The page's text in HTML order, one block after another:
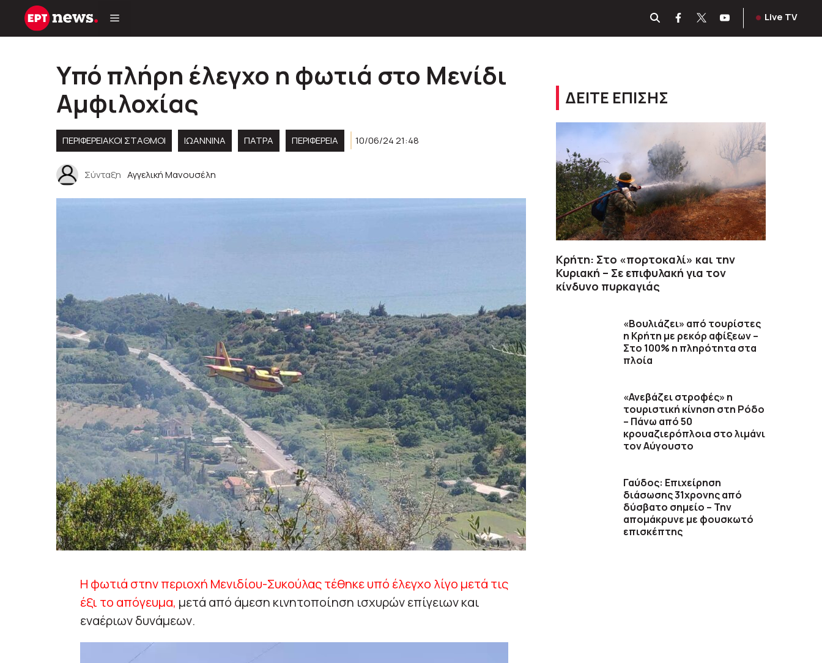
Μετάβαση
Live TV
Υπό πλήρη έλεγχο η φωτιά στο Μενίδι
Αμφιλοχίας
ΠΕΡΙΦΕΡΕΙΑΚΟΊ ΣΤΑΘΜΟΊ ΙΩΑΝΝΙΝΑ ΠΑΤΡΑ ΠΕΡΙΦΈΡΕΙΑ 10/06/24 21:48
Σύνταξη Αγγελική Μανουσέλη
Η φωτιά στην περιοχή Μενιδίου-Συκούλας τέθηκε υπό έλεγχο λίγο μετά τις
έξι το απόγευμα, μετά από άμεση κινητοποίηση ισχυρών επίγειων και
εναέριων δυνάμεων.
ΔΕΙΤΕ ΕΠΙΣΗΣ
Κρήτη: Στο «πορτοκαλί» και την
Κυριακή – Σε επιφυλακή για τον
κίνδυνο πυρκαγιάς
«Βουλιάζει» από τουρίστες
η Κρήτη με ρεκόρ αφίξεων –
Στο 100% η πληρότητα στα
πλοία
«Ανεβάζει στροφές» η
τουριστική κίνηση στη Ρόδο
– Πάνω από 50
κρουαζιερόπλοια στο λιμάνι
τον Αύγουστο
Γαύδος: Επιχείρηση
διάσωσης 31χρονης από
δύσβατο σημείο – Την
απομάκρυνε με φουσκωτό
επισκέπτης